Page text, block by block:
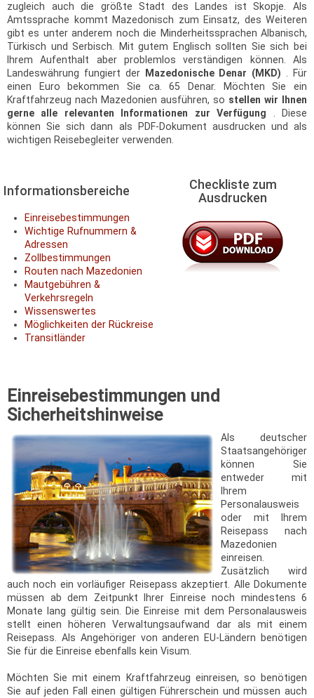
zugleich auch die größte Stadt des Landes ist Skopje. Als
Amtssprache kommt Mazedonisch zum Einsatz, des Weiteren
gibt es unter anderem noch die Minderheitssprachen Albanisch,
Türkisch und Serbisch. Mit gutem Englisch sollten Sie sich bei
Ihrem Aufenthalt aber problemlos verständigen können. Als
Landeswährung fungiert der
Mazedonische Denar (MKD) . Für
einen Euro bekommen Sie ca. 65 Denar. Möchten Sie ein
Kraftfahrzeug nach Mazedonien ausführen, so stellen wir Ihnen
gerne alle relevanten Informationen zur Verfügung . Diese
können Sie sich dann als PDF-Dokument ausdrucken und als
wichtigen Reisebegleiter verwenden.
Informationsbereiche
Checkliste zum
Ausdrucken
Einreisebestimmungen
Wichtige Rufnummern &
Adressen
Zollbestimmungen
Routen nach Mazedonien
Mautgebühren &
Verkehrsregeln
Wissenswertes
Möglichkeiten der Rückreise
Transitländer
Einreisebestimmungen und
Sicherheitshinweise
Als deutscher
Staatsangehöriger
können Sie
entweder mit
Ihrem
Personalausweis
oder mit Ihrem
Reisepass nach
Mazedonien
einreisen.
Zusätzlich wird
auch noch ein vorläufiger Reisepass akzeptiert. Alle Dokumente
müssen ab dem Zeitpunkt Ihrer Einreise noch mindestens 6
Monate lang gültig sein. Die Einreise mit dem Personalausweis
stellt einen höheren Verwaltungsaufwand dar als mit einem
Reisepass. Als Angehöriger von anderen EU-Ländern benötigen
Sie für die Einreise ebenfalls kein Visum.
Möchten Sie mit einem Kraftfahrzeug einreisen, so benötigen
Sie auf jeden Fall einen gültigen Führerschein und müssen auch